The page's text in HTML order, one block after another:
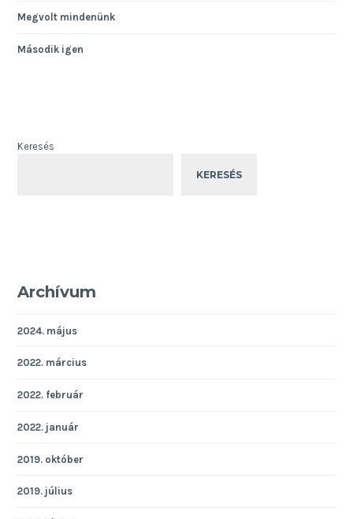
Megvolt mindenünk
Második igen
Keresés
KERESÉS
Archívum
2024. május
2022. március
2022. február
2022. január
2019. október
2019. július